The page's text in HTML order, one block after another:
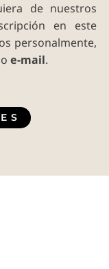
de nuestros
en este
personalmente,
e-mail.